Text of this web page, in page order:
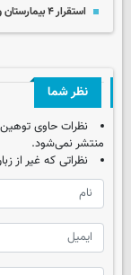
استقرار ۴ بیمارستان و درمانگاه در مسیر نجف تا کربلا
نظر شما
نظرات حاوی
منتشر نمی‌شود.
نظراتی که غیر از